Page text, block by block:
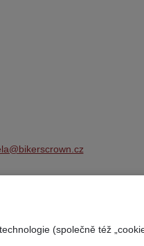
(společně též